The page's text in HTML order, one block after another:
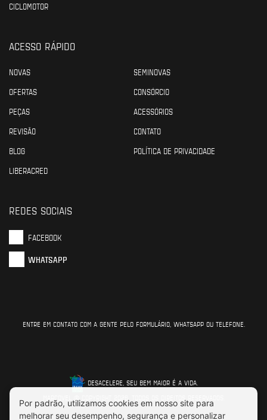
CICLOMOTOR
ACESSO RÁPIDO
NOVAS
SEMINOVAS
OFERTAS
CONSÓRCIO
PEÇAS
ACESSÓRIOS
REVISÃO
CONTATO
BLOG
POLÍTICA DE PRIVACIDADE
LIBERACRED
REDES SOCIAIS
FACEBOOK
WHATSAPP
ENTRE EM CONTATO COM A GENTE PELO FORMULÁRIO, WHATSAPP OU TELEFONE.
DESACELERE, SEU BEM MAIOR É A VIDA.
MARCOVEL © COPYRIGHT 2026. TODOS OS DIREITOS RESERVADOS.